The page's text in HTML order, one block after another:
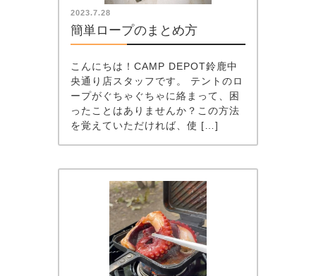
2023.7.28
簡単ロープのまとめ方
こんにちは！CAMP DEPOT鈴鹿中
央通り店スタッフです。 テントのロ
ープがぐちゃぐちゃに絡まって、困
ったことはありませんか？この方法
を覚えていただければ、使 […]